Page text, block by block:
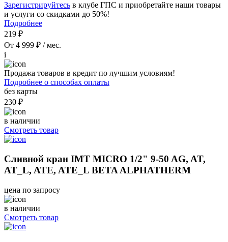
Зарегистрируйтесь в клубе ГПС и приобретайте наши товары
и услуги со скидками до 50%!
Подробнее
219 ₽
От 4 999 ₽ / мес.
i
Продажа товаров в кредит по лучшим условиям!
Подробнее о способах оплаты
без карты
230 ₽
в наличии
Смотреть товар
Сливной кран IMT MICRO 1/2" 9-50 AG, AT,
AT_L, ATE, ATE_L BETA ALPHATHERM
цена по запросу
в наличии
Смотреть товар